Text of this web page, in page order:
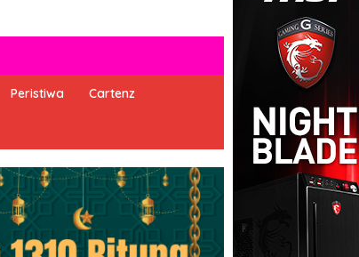
Peristiwa Cartenz